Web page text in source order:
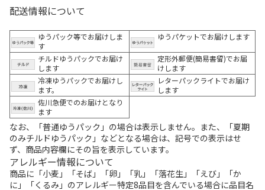
配送情報について
ゆうパック等でお届けしま
す
ゆうパケットでお届けします
チルドゆうパックでお届け
します
定形外郵便(簡易書留)でお届
けします
冷凍ゆうパックでお届けし
ます。
レターパックライトでお届け
します
佐川急便でのお届けとなり
ます
なお、「普通ゆうパック」の場合は表示しません。また、「夏期
のみチルドゆうパック」などとなる場合は、記号での表示はせ
ず、商品内容欄にその旨を表示しています。
アレルギー情報について
商品に「小麦」「そば」「卵」「乳」「落花生」「えび」「か
に」「くるみ」のアレルギー特定8品目を含んでいる場合に品目名